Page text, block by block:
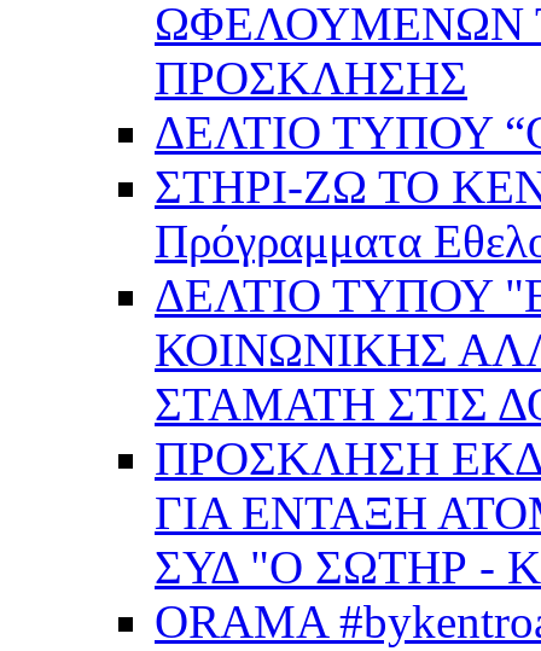
ΩΦΕΛΟΥΜΕΝΩΝ
ΠΡΟΣΚΛΗΣΗΣ
ΔΕΛΤΙΟ ΤΥΠΟΥ
ΣΤΗΡΙ-ΖΩ ΤΟ
Πρόγραμματα
ΔΕΛΤΙΟ ΤΥΠΟΥ
ΚΟΙΝΩΝΙΚΗΣ
ΣΤΑΜΑΤΗ ΣΤΙΣ
ΠΡΟΣΚΛΗΣΗ
ΓΙΑ ΕΝΤΑΞΗ
ΣΥΔ "Ο ΣΩΤΗΡ -
ORAMA